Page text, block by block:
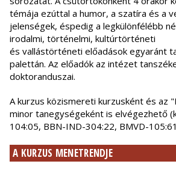
témája ezúttal a humor, a szatíra és a
jelenségek, éspedig a legkülönfélébb
irodalmi, történelmi, kultúrtörténeti
és vallástörténeti előadások egyaránt
palettán. Az előadók az intézet
doktoranduszai.
A kurzus közismereti kurzusként és az
minor tanegységeként is elvégezhető
104:05, BBN-IND-304:22, BMVD-
A KURZUS MENETRENDJE